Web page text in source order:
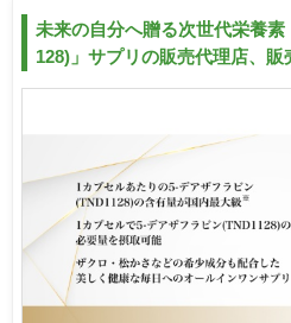
未来の自分へ贈る次世代栄養
128)」サプリの販売代理店、販